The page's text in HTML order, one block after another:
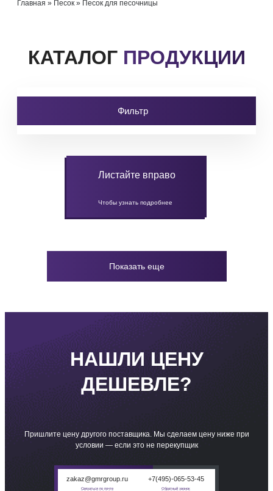
Главная » Песок » Песок для песочницы
КАТАЛОГ ПРОДУКЦИИ
Фильтр
Листайте вправо
Чтобы узнать подробнее
Показать еще
НАШЛИ ЦЕНУ
ДЕШЕВЛЕ?
Пришлите цену другого поставщика. Мы сделаем цену ниже при
условии — если это не перекупщик
zakaz@gmrgroup.ru
Связаться по почте
+7(495)-065-53-45
Обратный звонок